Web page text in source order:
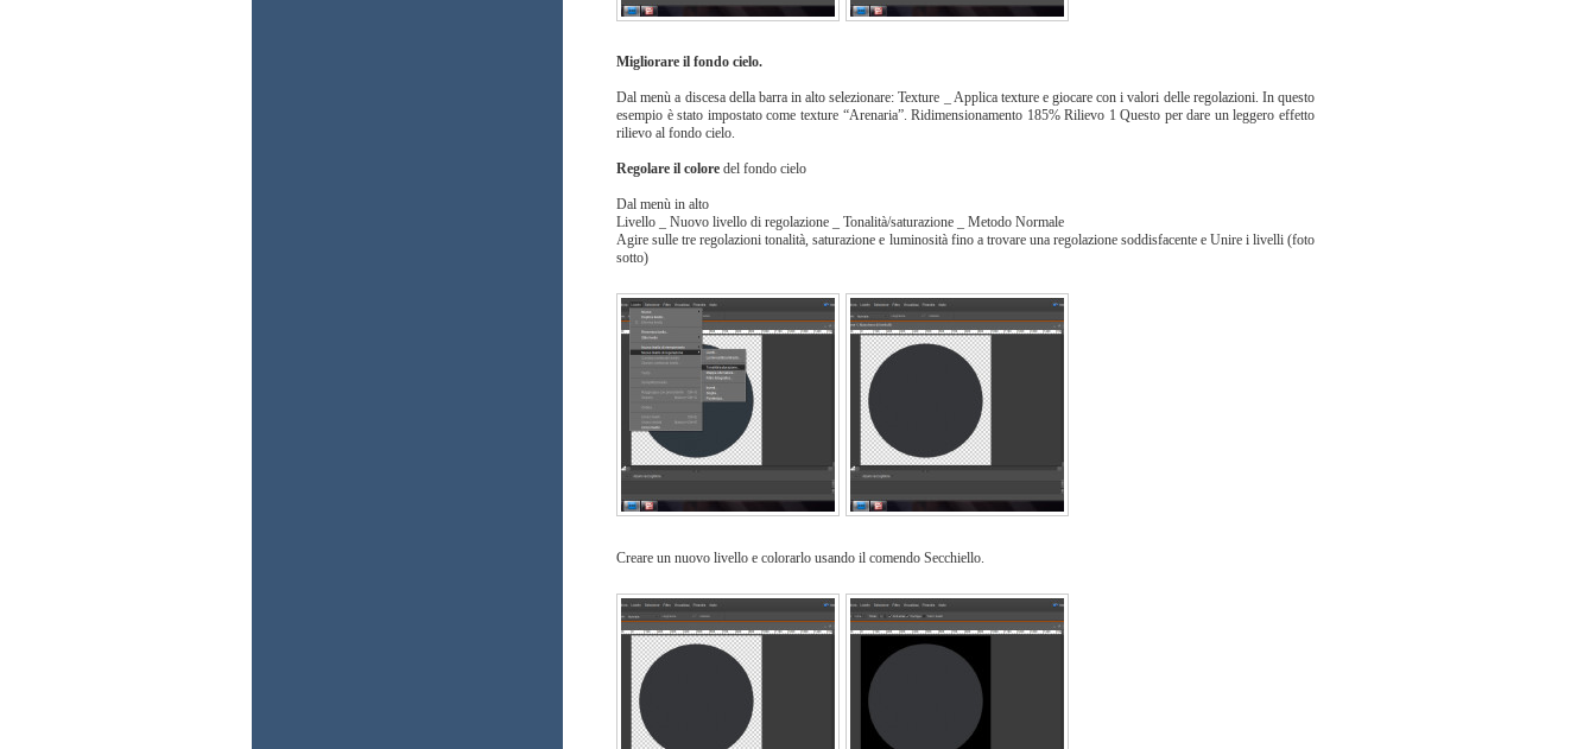
Migliorare il fondo cielo.
Dal menù a discesa della barra in alto selezionare: Texture _ Applica texture e giocare con i valori delle regolazioni. In questo
esempio è stato impostato come texture “Arenaria”. Ridimensionamento 185% Rilievo 1 Questo per dare un leggero effetto
rilievo al fondo cielo.
Regolare il colore del fondo cielo
Dal menù in alto
Livello _ Nuovo livello di regolazione _ Tonalità/saturazione _ Metodo Normale
Agire sulle tre regolazioni tonalità, saturazione e luminosità fino a trovare una regolazione soddisfacente e Unire i livelli (foto
sotto)
Creare un nuovo livello e colorarlo usando il comendo Secchiello.